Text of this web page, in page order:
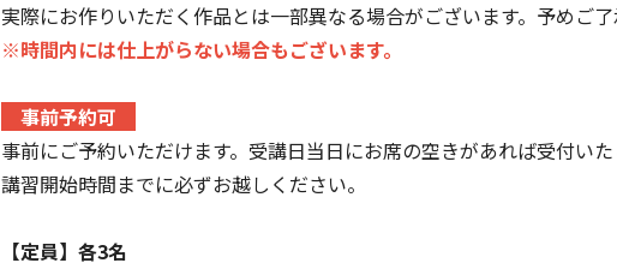
実際にお作りいただく作品とは一部異なる場合がございます。予めご了
※時間内には仕上がらない場合もございます。
事前予約可
事前にご予約いただけます。受講日当日にお席の空きがあれば受付いた
講習開始時間までに必ずお越しください。
【定員】各3名